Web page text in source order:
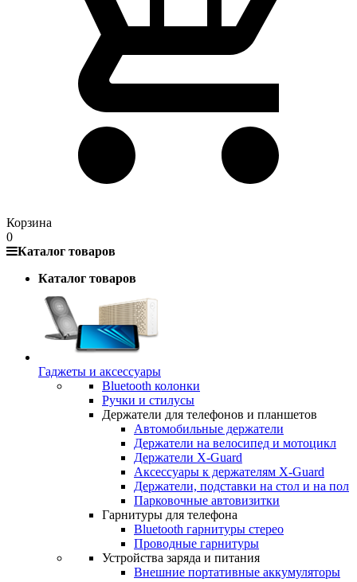
Корзина
0
Каталог товаров
Каталог товаров
Гаджеты и аксессуары
Bluetooth колонки
Ручки и стилусы
Держатели для телефонов и планшетов
Автомобильные держатели
Держатели на велосипед и мотоцикл
Держатели X-Guard
Аксессуары к держателям X-Guard
Держатели, подставки на стол и на пол
Парковочные автовизитки
Гарнитуры для телефона
Bluetooth гарнитуры стерео
Проводные гарнитуры
Устройства заряда и питания
Внешние портативные аккумуляторы